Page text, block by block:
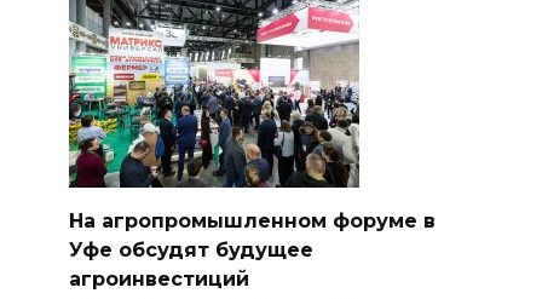
На агропромышленном форуме в
Уфе обсудят будущее
агроинвестиций